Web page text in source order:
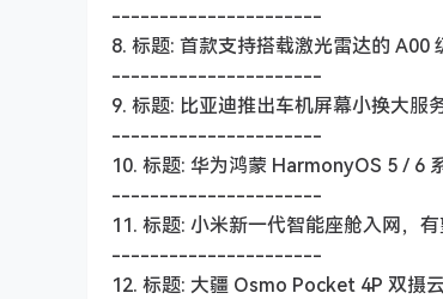
----------------------
8. 标题: 首款支持搭载激光雷达的
----------------------
9. 标题: 比亚迪推出车机屏幕小换大服
----------------------
10. 标题: 华为鸿蒙 HarmonyOS 5 / 6
----------------------
11. 标题: 小米新一代智能座舱入网，
----------------------
12. 标题: 大疆 Osmo Pocket 4P 双摄